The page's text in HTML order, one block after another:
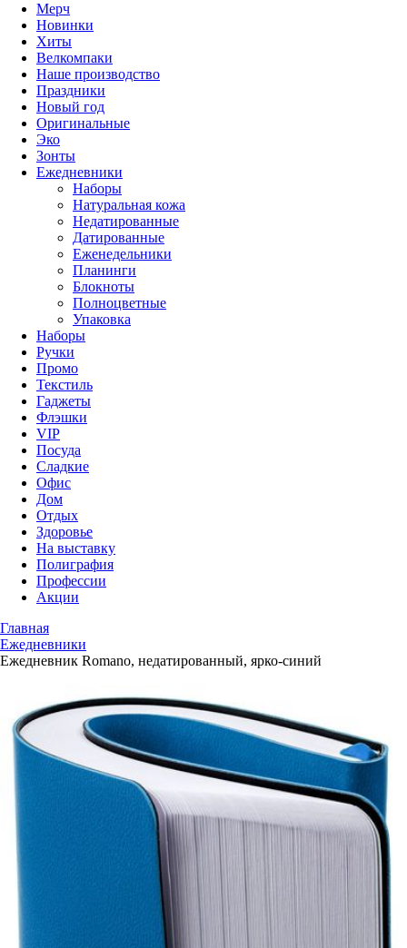
Мерч
Новинки
Хиты
Велкомпаки
Наше производство
Праздники
Новый год
Оригинальные
Эко
Зонты
Ежедневники
Наборы
Натуральная кожа
Недатированные
Датированные
Еженедельники
Планинги
Блокноты
Полноцветные
Упаковка
Наборы
Ручки
Промо
Текстиль
Гаджеты
Флэшки
VIP
Посуда
Сладкие
Офис
Дом
Отдых
Здоровье
На выставку
Полиграфия
Профессии
Акции
Главная
Ежедневники
Ежедневник Romano, недатированный, ярко-синий